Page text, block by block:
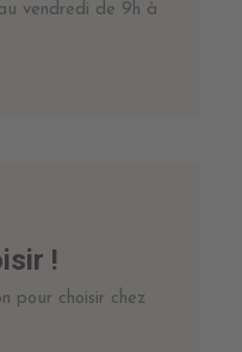
vendredi de 9h à
!
pour choisir chez